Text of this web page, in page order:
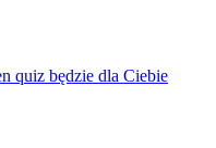
quiz będzie dla Ciebie